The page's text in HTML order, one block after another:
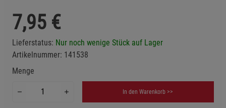
7,95 €
Lieferstatus: Nur noch wenige Stück auf Lager
Artikelnummer: 141538
Menge
In den Warenkorb >>